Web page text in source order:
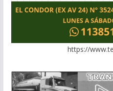
https://